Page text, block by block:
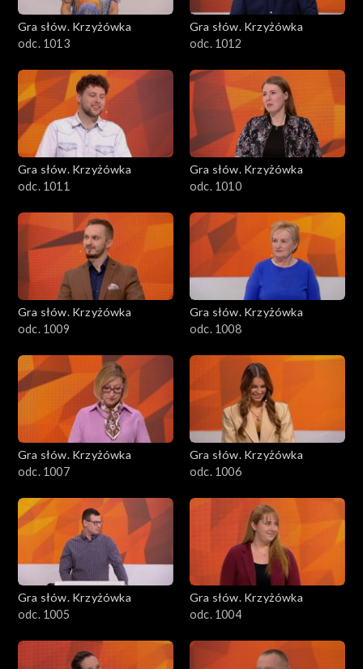
Gra słów. Krzyżówka
odc. 1013
Gra słów. Krzyżówka
odc. 1012
Gra słów. Krzyżówka
odc. 1011
Gra słów. Krzyżówka
odc. 1010
Gra słów. Krzyżówka
odc. 1009
Gra słów. Krzyżówka
odc. 1008
Gra słów. Krzyżówka
odc. 1007
Gra słów. Krzyżówka
odc. 1006
Gra słów. Krzyżówka
odc. 1005
Gra słów. Krzyżówka
odc. 1004